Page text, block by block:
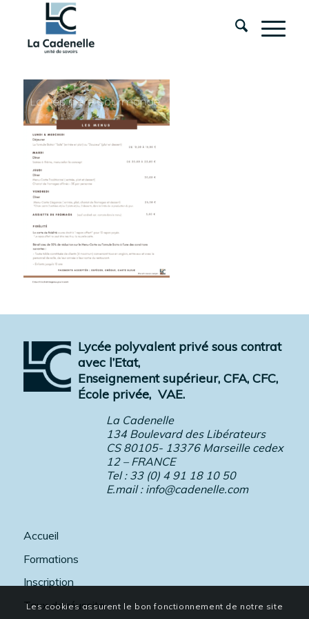
Lycée polyvalent privé sous contrat
avec l’Etat,
Enseignement supérieur, CFA, CFC,
École privée, VAE.
La Cadenelle
134 Boulevard des Libérateurs
CS 80105- 13376 Marseille cedex
12 – FRANCE
Tel : 33 (0) 4 91 18 10 50
E.mail : info@cadenelle.com
Accueil
Formations
Inscription
Taux de réussite
Les cookies assurent le bon fonctionnement de notre site